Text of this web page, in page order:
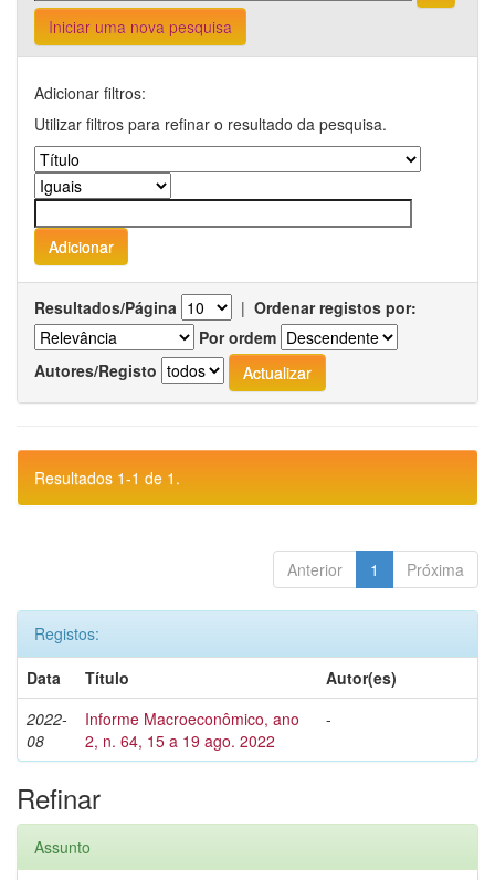
Iniciar uma nova pesquisa
Adicionar filtros:
Utilizar filtros para refinar o resultado da pesquisa.
Resultados/Página | Ordenar registos por:
Por ordem
Autores/Registo
Resultados 1-1 de 1.
Anterior 1 Próxima
Registos:
Data
Título
Autor(es)
2022-
08
Informe Macroeconômico, ano
2, n. 64, 15 a 19 ago. 2022
-
Refinar
Assunto